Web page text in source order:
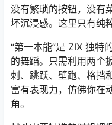
没有繁琐的按钮，没有
坏沉浸感。这里只有纯
“第一本能”是 ZIX 独特
的舞蹈。只需利用两个
刺、跳跃、壁跑、格挡
富有表现力，仿佛你在
角。